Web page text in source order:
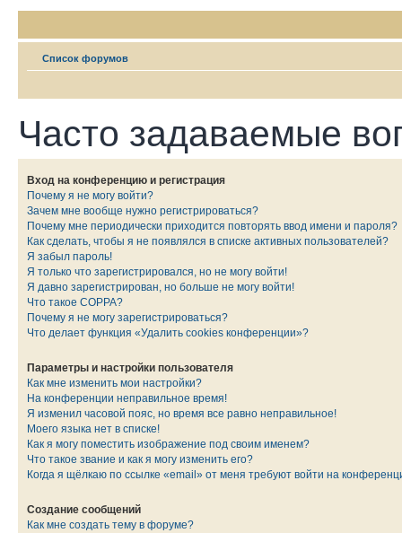
Список форумов
Часто задаваемые
Вход на конференцию и регистрация
Почему я не могу войти?
Зачем мне вообще нужно регистрироваться?
Почему мне периодически приходится повторять ввод имени и пароля?
Как сделать, чтобы я не появлялся в списке активных пользователей?
Я забыл пароль!
Я только что зарегистрировался, но не могу войти!
Я давно зарегистрирован, но больше не могу войти!
Что такое COPPA?
Почему я не могу зарегистрироваться?
Что делает функция «Удалить cookies конференции»?
Параметры и настройки пользователя
Как мне изменить мои настройки?
На конференции неправильное время!
Я изменил часовой пояс, но время все равно неправильное!
Моего языка нет в списке!
Как я могу поместить изображение под своим именем?
Что такое звание и как я могу изменить его?
Когда я щёлкаю по ссылке «email» от меня требуют войти на
Создание сообщений
Как мне создать тему в форуме?